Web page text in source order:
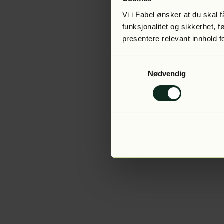
Vi i Fabel ønsker at du skal
funksjonalitet og sikkerhet,
presentere relevant innhold
Nødvendig
Application